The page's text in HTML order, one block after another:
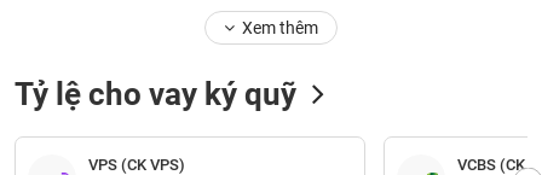
Xem thêm
Tỷ lệ cho vay ký quỹ
VPS (CK VPS) VCBS (CK